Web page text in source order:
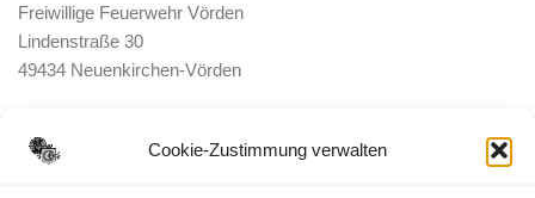
Cookie-Zustimmung verwalten
Freiwillige Feuerwehr Vörden
Lindenstraße 30
49434 Neuenkirchen-Vörden